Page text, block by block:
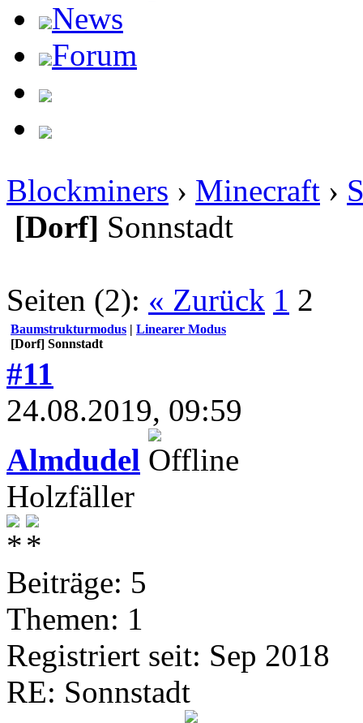
News
Forum
Blockminers › Minecraft ›
[Dorf] Sonnstadt
Seiten (2): « Zurück 1 2
Baumstrukturmodus | Linearer Modus
[Dorf] Sonnstadt
#11
24.08.2019, 09:59
Almdudel
Holzfäller
Beiträge: 5
Themen: 1
Registriert seit: Sep 2018
RE: Sonnstadt